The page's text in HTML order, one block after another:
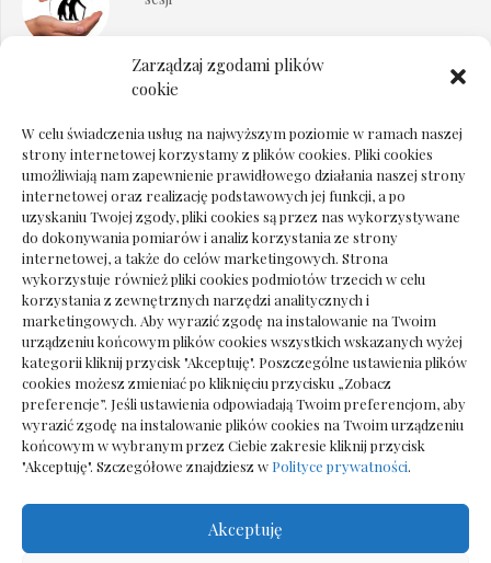
Zarządzaj zgodami plików
cookie
W celu świadczenia usług na najwyższym poziomie w ramach naszej
strony internetowej korzystamy z plików cookies. Pliki cookies
umożliwiają nam zapewnienie prawidłowego działania naszej strony
internetowej oraz realizację podstawowych jej funkcji, a po
uzyskaniu Twojej zgody, pliki cookies są przez nas wykorzystywane
do dokonywania pomiarów i analiz korzystania ze strony
internetowej, a także do celów marketingowych. Strona
wykorzystuje również pliki cookies podmiotów trzecich w celu
korzystania z zewnętrznych narzędzi analitycznych i
marketingowych. Aby wyrazić zgodę na instalowanie na Twoim
urządzeniu końcowym plików cookies wszystkich wskazanych wyżej
kategorii kliknij przycisk "Akceptuję". Poszczególne ustawienia plików
cookies możesz zmieniać po kliknięciu przycisku „Zobacz
preferencje”. Jeśli ustawienia odpowiadają Twoim preferencjom, aby
wyrazić zgodę na instalowanie plików cookies na Twoim urządzeniu
końcowym w wybranym przez Ciebie zakresie kliknij przycisk
"Akceptuję". Szczegółowe znajdziesz w Polityce prywatności.
Akceptuję
Dokumenty do odbioru przy zmianie biura
Deska podłogowa do salonu: jak wybrać bez
pośpiechu